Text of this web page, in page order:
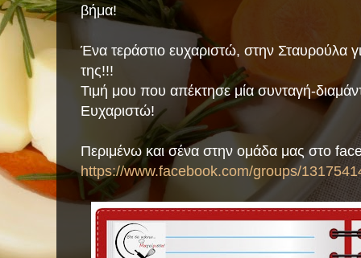
βήμα!
Ένα τεράστιο ευχαριστώ, στην Σταυρούλα
της!!!
Τιμή μου που απέκτησε μία συνταγή-
Ευχαριστώ!
Περιμένω και σένα στην ομάδα μας στο
https://www.facebook.com/groups/